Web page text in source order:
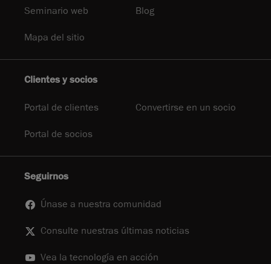
Seminario web Blog
Mapa del sitio
Clientes y socios
Portal de clientes Convertirse en un socio
Portal de socios
Seguirnos
Únase a nuestra comunidad
Consulte nuestras últimas noticias
Vea la tecnología en acción